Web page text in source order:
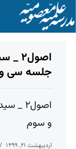
جلسه سی
و سوم
اردیبهشت ۲۱, ۱۳۹۹